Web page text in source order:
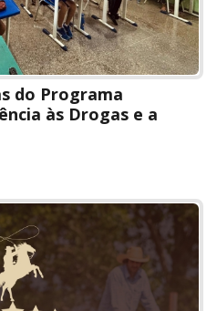
do Programa
às Drogas e a